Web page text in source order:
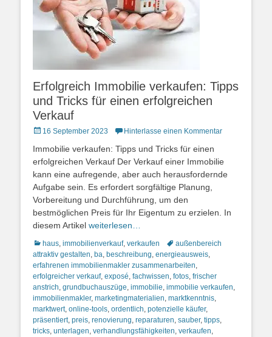
Erfolgreich Immobilie verkaufen: Tipps
und Tricks für einen erfolgreichen
Verkauf
Posted
16 September 2023 Hinterlasse einen Kommentar
Immobilie verkaufen: Tipps und Tricks für einen
erfolgreichen Verkauf Der Verkauf einer Immobilie
kann eine aufregende, aber auch herausfordernde
Aufgabe sein. Es erfordert sorgfältige Planung,
Vorbereitung und Durchführung, um den
bestmöglichen Preis für Ihr Eigentum zu erzielen. In
diesem Artikel weiterlesen…
Kategorien
haus, immobilienverkauf, verkaufen Schlagworte
außenbereich
attraktiv gestalten, ba, beschreibung, energieausweis,
erfahrenen immobilienmakler zusammenarbeiten,
erfolgreicher verkauf, exposé, fachwissen, fotos, frischer
anstrich, grundbuchauszüge, immobilie, immobilie verkaufen,
immobilienmakler, marketingmaterialien, marktkenntnis,
marktwert, online-tools, ordentlich, potenzielle käufer,
präsentiert, preis, renovierung, reparaturen, sauber, tipps,
tricks, unterlagen, verhandlungsfähigkeiten, verkaufen,